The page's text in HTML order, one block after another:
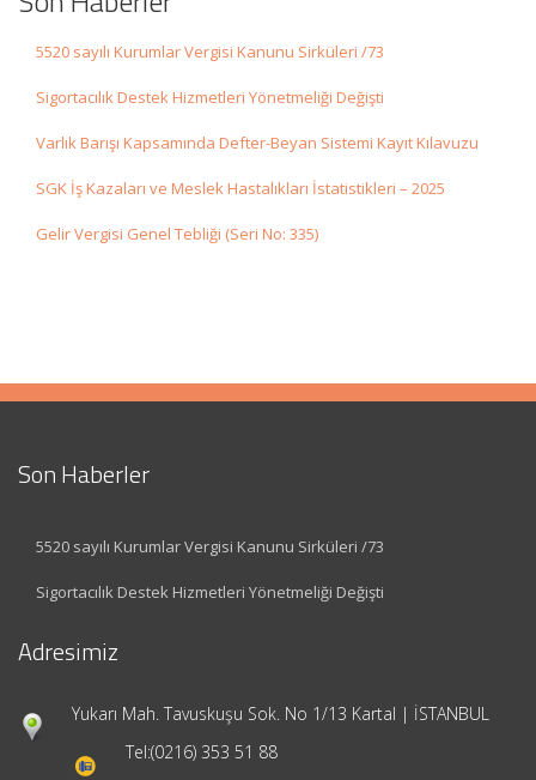
5520 sayılı Kurumlar Vergisi Kanunu Sirküleri /73
Sigortacılık Destek Hizmetleri Yönetmeliği Değişti
Varlık Barışı Kapsamında Defter-Beyan Sistemi Kayıt Kılavuzu
SGK İş Kazaları ve Meslek Hastalıkları İstatistikleri – 2025
Gelir Vergisi Genel Tebliği (Seri No: 335)
Son Haberler
5520 sayılı Kurumlar Vergisi Kanunu Sirküleri /73
Sigortacılık Destek Hizmetleri Yönetmeliği Değişti
Adresimiz
Yukarı Mah. Tavuskuşu Sok. No 1/13 Kartal | İSTANBUL
Tel:(0216) 353 51 88